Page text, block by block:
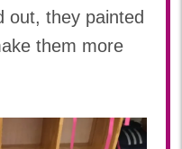
out, they painted
them more